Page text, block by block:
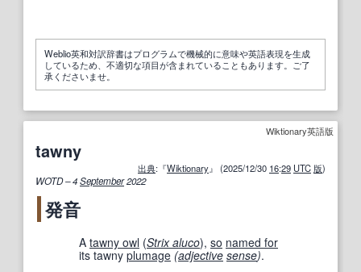
Weblio英和対訳辞書はプログラムで機械的に意味や英語表現を生成
しているため、不適切な項目が含まれていることもあります。ご了
承くださいませ。
Wiktionary英語版
tawny
出典:『Wiktionary』 (2025/12/30 16:29 UTC 版)
WOTD – 4September2022
発音
A tawny owl (Strix aluco), so named for
its tawny plumage (adjective sense).